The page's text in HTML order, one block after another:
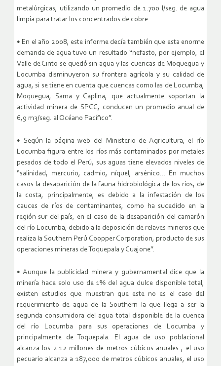
metalúrgicas, utilizando un promedio de 1.700 l/seg. de agua
limpia para tratar los concentrados de cobre.
• En el año 2008, este informe decía también que esta enorme
demanda de agua tuvo un resultado “nefasto, por ejemplo, el
Valle de Cinto se quedó sin agua y las cuencas de Moquegua y
Locumba disminuyeron su frontera agrícola y su calidad de
agua, si se tiene en cuenta que cuencas como las de Locumba,
Moquegua, Sama y Caplina, que actualmente soportan la
actividad minera de SPCC, conducen un promedio anual de
6,9 m3/seg. al Océano Pacífico”.
• Según la página web del Ministerio de Agricultura, el río
Locumba figura entre los ríos más contaminados por metales
pesados de todo el Perú, sus aguas tiene elevados niveles de
“salinidad, mercurio, cadmio, níquel, arsénico… En muchos
casos la desaparición de la fauna hidrobiológica de los ríos, de
la costa, principalmente, es debido a la infestación de los
cauces de ríos de contaminantes, como ha sucedido en la
región sur del país, en el caso de la desaparición del camarón
del río Locumba, debido a la deposición de relaves mineros que
realiza la Southern Perú Coopper Corporation, producto de sus
operaciones mineras de Toquepala y Cuajone”.
• Aunque la publicidad minera y gubernamental dice que la
minería hace solo uso de 1% del agua dulce disponible total,
existen estudios que muestran que este no es el caso del
requerimiento de agua de la Southern la que llega a ser la
segunda consumidora del agua total disponible de la cuenca
del río Locumba para sus operaciones de Locumba y
principalmente de Toquepala. El agua de uso poblacional
alcanza los 2.12 millones de metros cúbicos anuales , el uso
pecuario alcanza a 187,000 de metros cúbicos anuales, el uso